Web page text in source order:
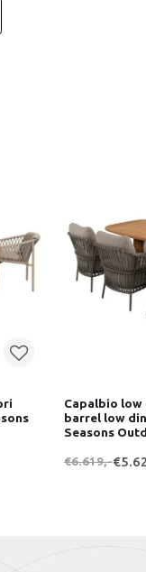
Capalbio low
barrel low
Seasons
€6.619,-